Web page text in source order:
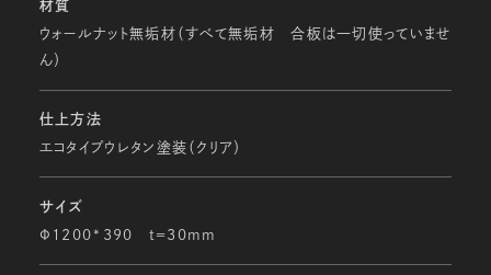
材質
ウォールナット無垢材（すべて無垢材 合板は一切使っていませ
ん）
仕上方法
エコタイプウレタン塗装（クリア）
サイズ
Φ1200*390 ｔ＝30ｍｍ